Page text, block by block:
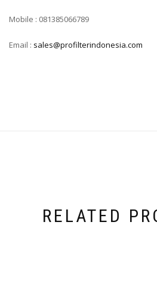
Mobile : 081385066789
Email : sales@profilterindonesia.com
RELATED